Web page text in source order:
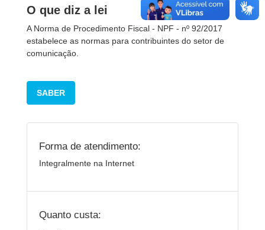
O que diz a lei
A Norma de Procedimento Fiscal - NPF - nº 92/2017
estabelece as normas para contribuintes do setor de
comunicação.
SABER
Forma de atendimento:
Integralmente na Internet
Quanto custa: